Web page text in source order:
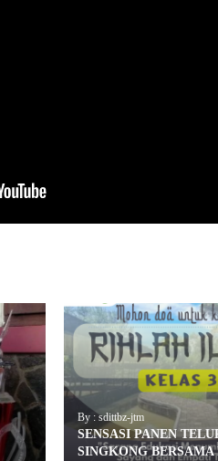
By : sdittbz-jtm
SENSASI PANEN
SINGKONG